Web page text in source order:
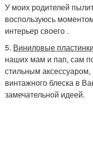
У моих родителей
воспользуюсь
интерьер своего .
5. Виниловые пластинки
наших мам и пап, сам
стильным
винтажного блеска в
замечательной идеей.